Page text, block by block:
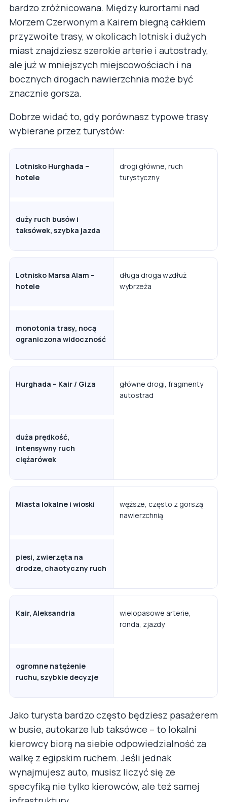
bardzo zróżnicowana. Między kurortami nad
Morzem Czerwonym a Kairem biegną całkiem
przyzwoite trasy, w okolicach lotnisk i dużych
miast znajdziesz szerokie arterie i autostrady,
ale już w mniejszych miejscowościach i na
bocznych drogach nawierzchnia może być
znacznie gorsza.
Dobrze widać to, gdy porównasz typowe trasy
wybierane przez turystów:
Lotnisko Hurghada –
hotele
drogi główne, ruch
turystyczny
duży ruch busów i
taksówek, szybka jazda
Lotnisko Marsa Alam –
hotele
długa droga wzdłuż
wybrzeża
monotonia trasy, nocą
ograniczona widoczność
Hurghada – Kair / Giza
główne drogi, fragmenty
autostrad
duża prędkość,
intensywny ruch
ciężarówek
Miasta lokalne i wioski
węższe, często z gorszą
nawierzchnią
piesi, zwierzęta na
drodze, chaotyczny ruch
Kair, Aleksandria
wielopasowe arterie,
ronda, zjazdy
ogromne natężenie
ruchu, szybkie decyzje
Jako turysta bardzo często będziesz pasażerem
w busie, autokarze lub taksówce – to lokalni
kierowcy biorą na siebie odpowiedzialność za
walkę z egipskim ruchem. Jeśli jednak
wynajmujesz auto, musisz liczyć się ze
specyfiką nie tylko kierowców, ale też samej